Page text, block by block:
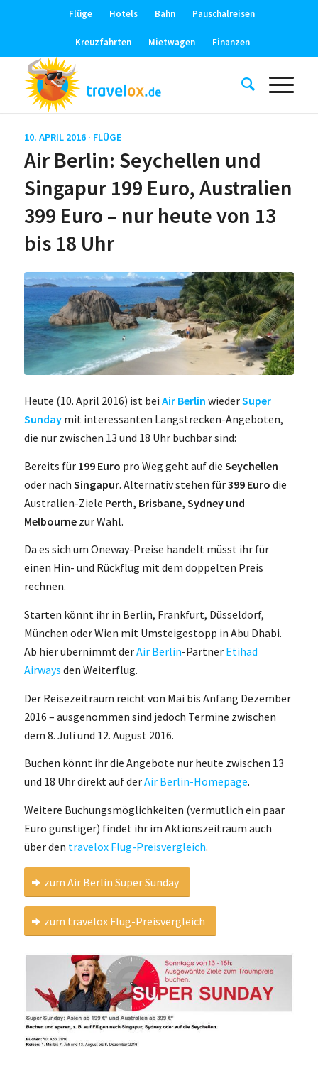
Flüge Hotels Bahn Pauschalreisen
Kreuzfahrten Mietwagen Finanzen
10. APRIL 2016 · FLÜGE
Air Berlin: Seychellen und
Singapur 199 Euro, Australien
399 Euro – nur heute von 13
bis 18 Uhr
Heute (10. April 2016) ist bei Air Berlin wiederSuper
Sundaymit interessanten Langstrecken-Angeboten,
die nur zwischen 13 und 18 Uhr buchbar sind:
Bereits für 199 Euro pro Weg geht auf die Seychellen
oder nach Singapur. Alternativ stehen für399 Euro die
Australien-Ziele Perth, Brisbane, Sydney und
Melbournezur Wahl.
Da es sich um Oneway-Preise handelt müsst ihr für
einen Hin- und Rückflug mit dem doppelten Preis
rechnen.
Starten könnt ihr in Berlin, Frankfurt, Düsseldorf,
München oder Wien mit Umsteigestopp in Abu Dhabi.
Ab hier übernimmt derAir Berlin-Partner Etihad
Airways den Weiterflug.
Der Reisezeitraum reicht von Mai bis Anfang Dezember
2016 – ausgenommen sind jedoch Termine zwischen
dem 8. Juli und 12. August 2016.
Buchen könnt ihr die Angebote nur heute zwischen 13
und 18 Uhr direkt auf derAir Berlin-Homepage.
Weitere Buchungsmöglichkeiten (vermutlich ein paar
Euro günstiger) findet ihr im Aktionszeitraum auch
über den travelox Flug-Preisvergleich.
zum Air Berlin Super Sunday
zum travelox Flug-Preisvergleich